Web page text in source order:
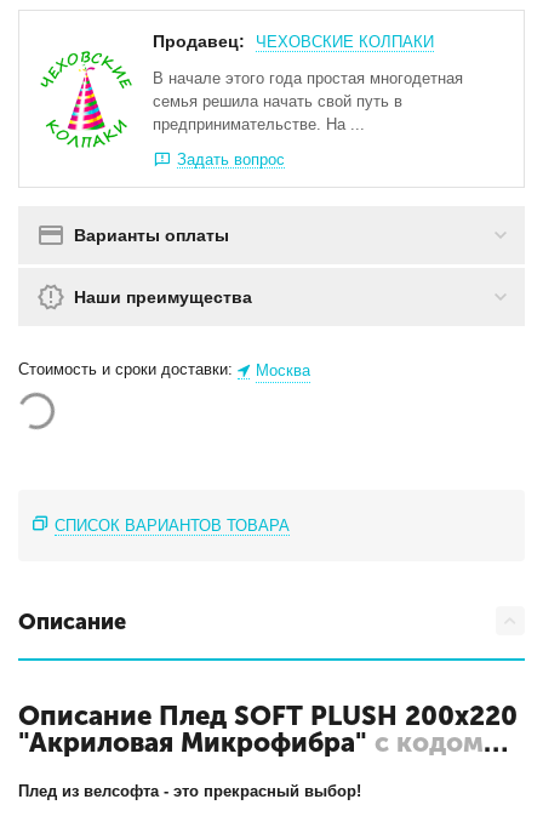
Продавец:
ЧЕХОВСКИЕ КОЛПАКИ
В начале этого года простая многодетная
семья решила начать свой путь в
предпринимательстве. На ...
Задать вопрос
Варианты оплаты
Наши преимущества
Стоимость и сроки доставки: Москва
СПИСОК ВАРИАНТОВ ТОВАРА
Описание
Описание Плед SOFT PLUSH 200х220
"Акриловая Микрофибра" с кодом
Плед из велсофта - это прекрасный выбор!